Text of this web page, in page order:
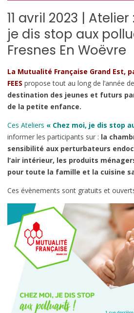
11 avril 2023 |
je dis stop aux
Fresnes En Woëvre
La Mutualité Française Grand Est,
FEES propose tout au long de l’année
destination des jeunes et futurs
de la petite enfance.
Ces Ateliers « Chez moi, je dis stop
informer les participants sur : la
sensibilité aux perturbateurs
l’air intérieur, les produits
pour toute la famille et la cuisine
Ces évènements sont gratuits et